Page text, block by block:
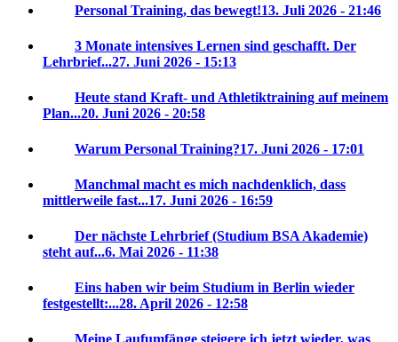
Personal Training, das bewegt!13. Juli 2026 - 21:46
3 Monate intensives Lernen sind geschafft. Der
Lehrbrief...27. Juni 2026 - 15:13
Heute stand Kraft- und Athletiktraining auf meinem
Plan...20. Juni 2026 - 20:58
Warum Personal Training?17. Juni 2026 - 17:01
Manchmal macht es mich nachdenklich, dass
mittlerweile fast...17. Juni 2026 - 16:59
Der nächste Lehrbrief (Studium BSA Akademie)
steht auf...6. Mai 2026 - 11:38
Eins haben wir beim Studium in Berlin wieder
festgestellt:...28. April 2026 - 12:58
Meine Laufumfänge steigere ich jetzt wieder, was